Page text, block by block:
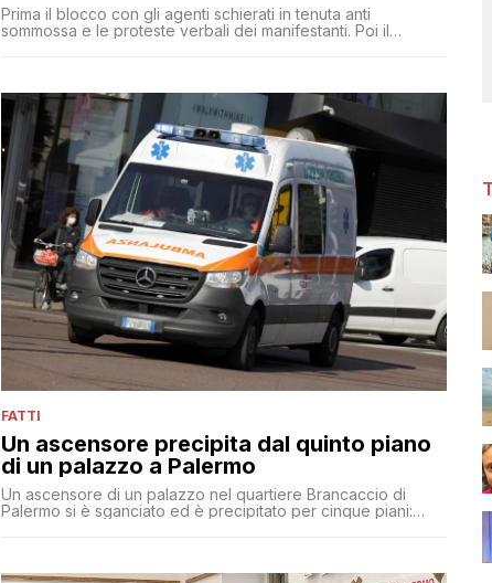
Prima il blocco con gli agenti schierati in tenuta anti
sommossa e le proteste verbali dei manifestanti. Poi il
FATTI
Un ascensore precipita dal quinto piano
di un palazzo a Palermo
Un ascensore di un palazzo nel quartiere Brancaccio di
Palermo si è sganciato ed è precipitato per cinque piani: